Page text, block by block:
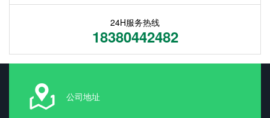
24H服务热线
18380442482
公司地址